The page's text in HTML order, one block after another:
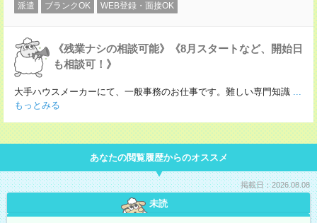
派遣 ブランクOK WEB登録・面接OK
《残業ナシの相談可能》《8月スタートなど、開始日
も相談可！》
大手ハウスメーカーにて、一般事務のお仕事です。難しい専門知識 ...
もっとみる
あなたの閲覧履歴からのオススメ
掲載日：2026.08.08
未読